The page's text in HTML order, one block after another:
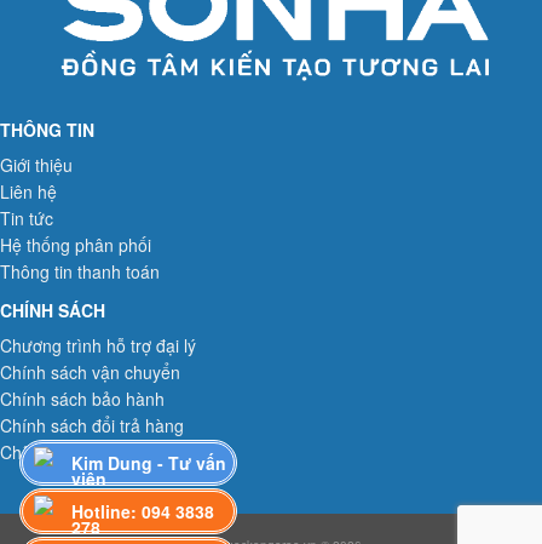
THÔNG TIN
Giới thiệu
Liên hệ
Tin tức
Hệ thống phân phối
Thông tin thanh toán
CHÍNH SÁCH
Chương trình hỗ trợ đại lý
Chính sách vận chuyển
Chính sách bảo hành
Chính sách đổi trả hàng
Chính sách bảo mậtKim Dung - Tư vấn
viên
Hotline: 094 3838
278